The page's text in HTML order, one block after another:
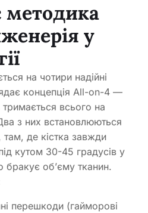
у
на чотири надійні
концепція All-on-4 —
всього на
з них встановлюються
де кістка завжди
кутом 30-45 градусів у
бракує об’єму тканин.
перешкоди (гайморові